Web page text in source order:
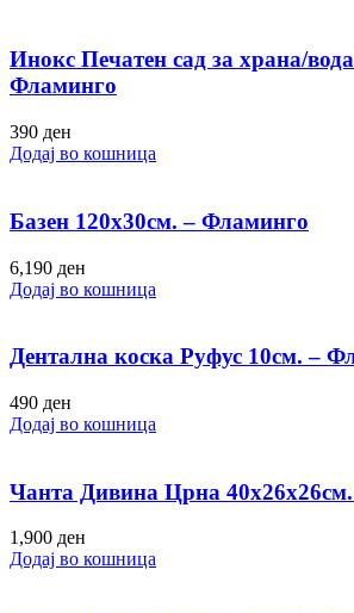
Инокс Печатен сад за храна/
Фламинго
390 ден
Додај во кошница
Базен 120х30см. – Фламинго
6,190 ден
Додај во кошница
Дентална коска Руфус 10см. –
490 ден
Додај во кошница
Чанта Дивина Црна
1,900 ден
Додај во кошница